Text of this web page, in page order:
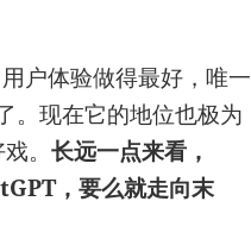
户体验做得最好，唯一
。现在它的地位也极为
戏。长远一点来看，
，要么就走向末